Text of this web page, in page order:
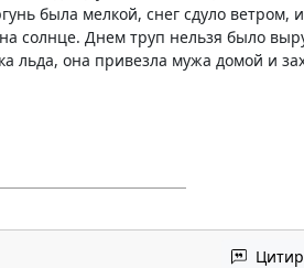
была мелкой, снег сдуло ветром,
солнце. Днем труп нельзя было
льда, она привезла мужа домой и